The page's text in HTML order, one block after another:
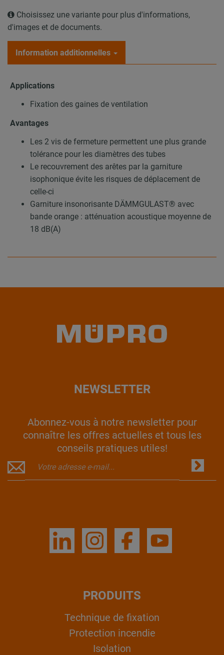
Choisissez une variante pour plus d'informations,
d'images et de documents.
Information additionnelles
Applications
Fixation des gaines de ventilation
Avantages
Les 2 vis de fermeture permettent une plus grande
tolérance pour les diamètres des tubes
Le recouvrement des arêtes par la garniture
isophonique évite les risques de déplacement de
celle-ci
Garniture insonorisante DÄMMGULAST® avec
bande orange : atténuation acoustique moyenne de
18 dB(A)
NEWSLETTER
Abonnez-vous à notre newsletter pour
connaître les offres actuelles et tous les
conseils pratiques utiles!
PRODUITS
Technique de fixation
Protection incendie
Isolation